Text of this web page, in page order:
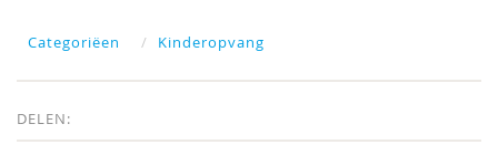
Categoriëen Kinderopvang
DELEN: